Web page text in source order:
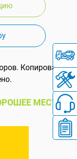
Копирование
МЕСТО”